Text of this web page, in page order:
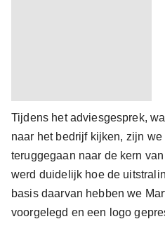
Tijdens het adviesgesprek,
naar het bedrijf kijken, zijn
teruggegaan naar de kern
werd duidelijk hoe de
basis daarvan hebben we
voorgelegd en een logo